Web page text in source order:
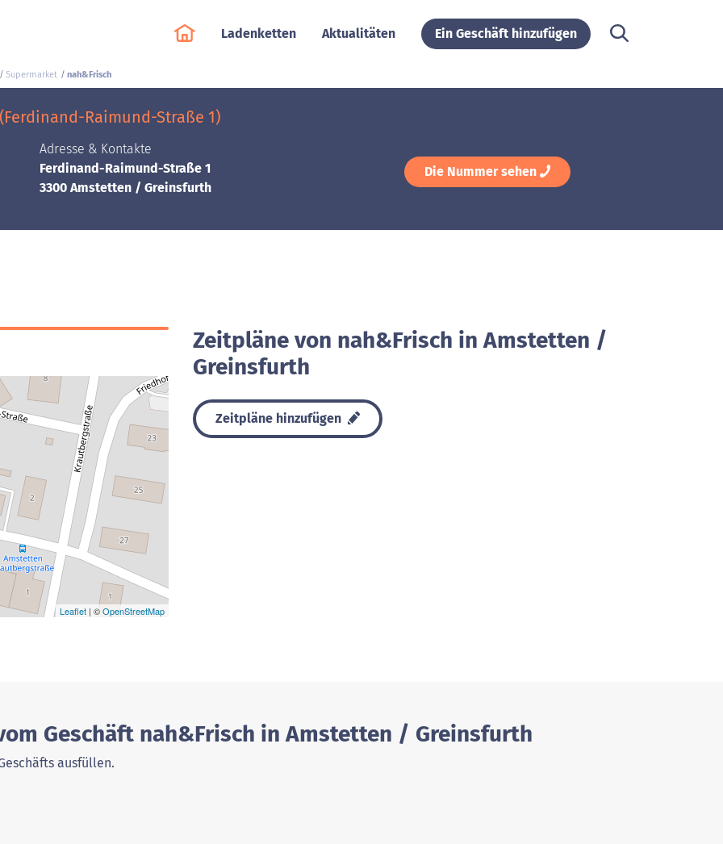
Ladenketten Aktualitäten Ein Geschäft hinzufügen
Supermarket nah&Frisch
Raimund-Straße 1)
Adresse & Kontakte
Ferdinand-Raimund-Straße 1
3300 Amstetten / Greinsfurth
Die Nummer sehen
Leaflet | ©OpenStreetMap
Zeitpläne von nah&Frisch in Amstetten /
Greinsfurth
Zeitpläne hinzufügen
Geschäft nah&Frisch in Amstetten / Greinsfurth
ausfüllen.